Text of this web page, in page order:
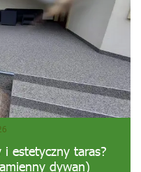
i estetyczny taras?
dywan)